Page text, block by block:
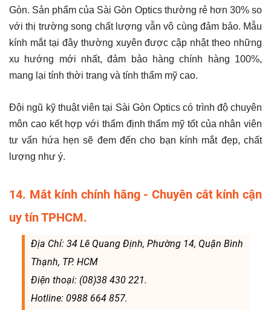
Gòn. Sản phẩm của Sài Gòn Optics thường rẻ hơn 30% so
với thị trường song chất lượng vẫn vô cùng đảm bảo. Mẫu
kính mắt tại đây thường xuyên được cập nhật theo những
xu hướng mới nhất, đảm bảo hàng chính hàng 100%,
mang lại tính thời trang và tính thẩm mỹ cao.
Đội ngũ kỹ thuật viên tại Sài Gòn Optics có trình độ chuyên
môn cao kết hợp với thẩm định thẩm mỹ tốt của nhân viên
tư vấn hứa hẹn sẽ đem đến cho bạn kính mắt đẹp, chất
lượng như ý.
14. Mắt kính chính hãng - Chuyên cắt kính cận
uy tín TPHCM.
Địa Chỉ: 34 Lê Quang Định, Phường 14, Quận Bình
Thạnh, TP. HCM
Điện thoại: (08)38 430 221.
Hotline: 0988 664 857.